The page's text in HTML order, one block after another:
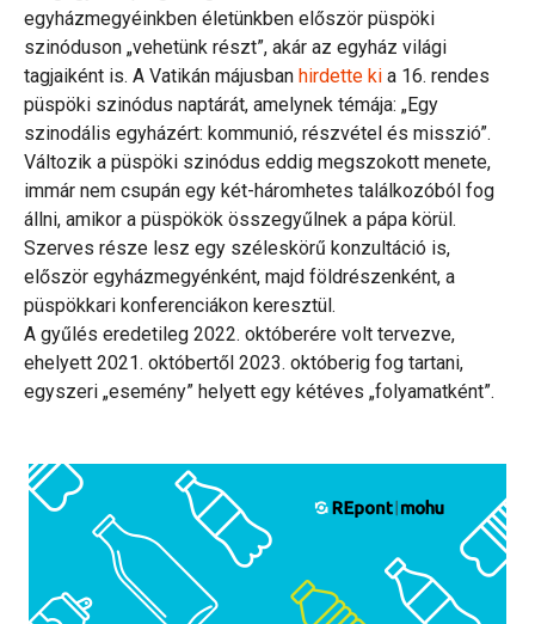
egyházmegyéinkben életünkben először püspöki
szinóduson „vehetünk részt”, akár az egyház világi
tagjaiként is. A Vatikán májusban hirdette ki a 16. rendes
püspöki szinódus naptárát, amelynek témája: „Egy
szinodális egyházért: kommunió, részvétel és misszió”.
Változik a püspöki szinódus eddig megszokott menete,
immár nem csupán egy két-háromhetes találkozóból fog
állni, amikor a püspökök összegyűlnek a pápa körül.
Szerves része lesz egy széleskörű konzultáció is,
először egyházmegyénként, majd földrészenként, a
püspökkari konferenciákon keresztül.
A gyűlés eredetileg 2022. októberére volt tervezve,
ehelyett 2021. októbertől 2023. októberig fog tartani,
egyszeri „esemény” helyett egy kétéves „folyamatként”.